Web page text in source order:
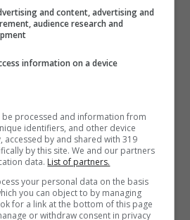
diversi eventi principali
online. Per chi
informazioni, è possibile
dettagliato sul
fiera:
.
su ulteriori dettagli
di seguire le
and content, advertising and
audience research and
information on a device
processed and information from
identifiers, and other device
accessed by and shared with 319
by this site. We and our partners
data. List of partners.
your personal data on the basis
you can object to by managing
for a link at the bottom of this page
or withdraw consent in privacy